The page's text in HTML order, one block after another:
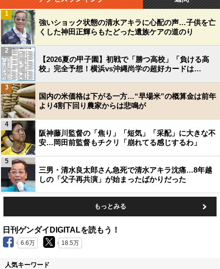
強いショック状態の清水アキラに心配の声…子供を亡
くした神田正輝らもたどった遺族ケアの道のり
1
【2026夏の甲子園】初戦で「勝つ高校」「負ける高
校」完全予想！横浜vs沖縄尚学の超好カードは…
2
国内の米価格は下がる一方…“早場米”の概算金は前年
より4割下回り農家からは悲鳴が
3
阪神藤川監督の「焦り」「短気」「采配」に大きな不
安…岡田前監督もチクリ「崩れてる感じするわ」
4
三男・清水良太郎さん急死で清水アキラ沈痛…8年越
しの「父子再共演」が始まったばかりだった
5
もっとみる
日刊ゲンダイDIGITALを読もう！
6.6万 18.5万
人気キーワード